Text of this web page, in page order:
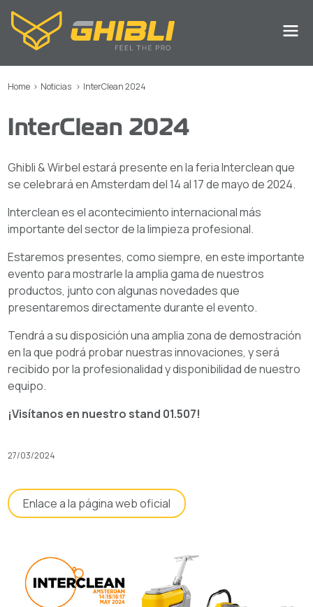
Home > Noticias > InterClean 2024
InterClean 2024
Ghibli & Wirbel estará presente en la feria Interclean que
se celebrará en Amsterdam del 14 al 17 de mayo de 2024.
Interclean es el acontecimiento internacional más
importante del sector de la limpieza profesional.
Estaremos presentes, como siempre, en este importante
evento para mostrarle la amplia gama de nuestros
productos, junto con algunas novedades que
presentaremos directamente durante el evento.
Tendrá a su disposición una amplia zona de demostración
en la que podrá probar nuestras innovaciones, y será
recibido por la profesionalidad y disponibilidad de nuestro
equipo.
¡Visítanos en nuestro stand 01.507!
27/03/2024
Enlace a la página web oficial